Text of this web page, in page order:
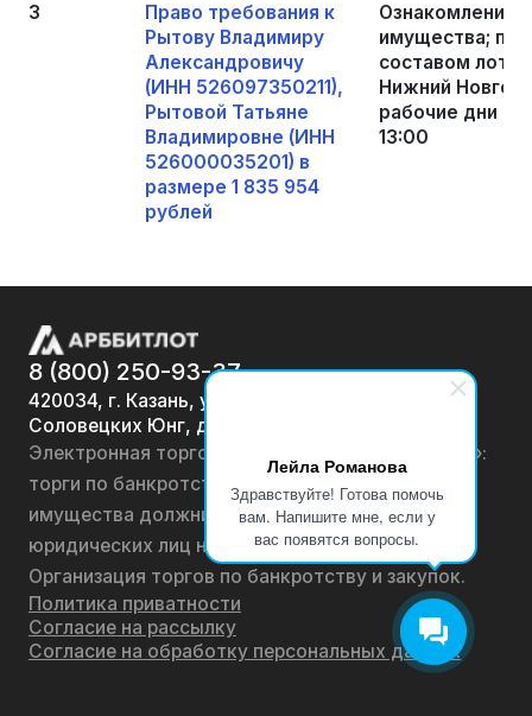
Лейла Романова
Здравствуйте! Готова помочь
вам. Напишите мне, если у
вас появятся вопросы.
3
Право требования к
Рытову Владимиру
Александровичу
(ИНН 526097350211),
Рытовой Татьяне
Владимировне (ИНН
526000035201) в
размере 1 835 954
рублей
Ознакомление
имущества;
составом
Нижний
рабочие дни
13:00
8 (800) 250-93-37
420034, г. Казань, ул.
Соловецких Юнг, д. 7
Электронная торговая площадка «АРББИТЛОТ»:
торги по банкротству, лоты по продаже
имущества должников физических лиц и
юридических лиц на онлайн-аукционах.
Организация торгов по банкротству и закупок.
Политика приватности
Согласие на рассылку
Согласие на обработку персональных данных